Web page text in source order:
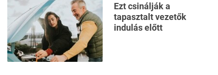
Ezt csinálják a
tapasztalt vezetők
indulás előtt